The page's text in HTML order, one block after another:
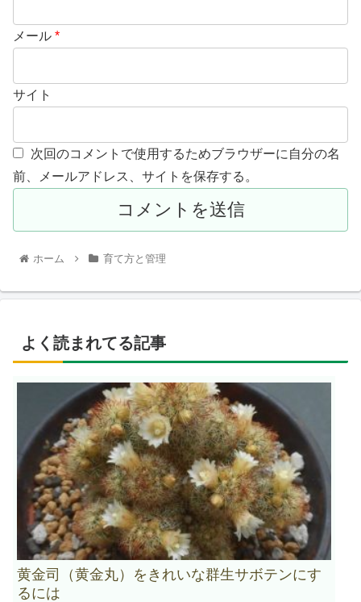
メール *
サイト
次回のコメントで使用するためブラウザーに自分の名
前、メールアドレス、サイトを保存する。
ホーム 育て方と管理
よく読まれてる記事
黄金司（黄金丸）をきれいな群生サボテンにす
るには